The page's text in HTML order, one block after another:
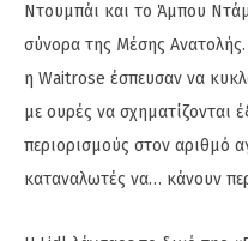
Ντουμπάι και το Άμπου
σύνορα της Μέσης
η Waitrose έσπευσαν να
με ουρές να σχηματίζονται
περιορισμούς στον αριθμό
καταναλωτές να… κάνουν